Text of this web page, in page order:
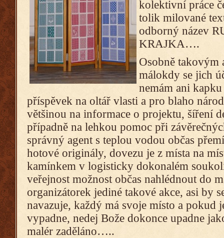
kolektivní práce
tolik milované
odborný název
KRAJKA….
Osobně takovým
málokdy se jich
nemám ani
příspěvek na oltář vlasti a pro blaho
většinou na informace o projektu, šíření
případně na lehkou pomoc při
správný agent s teplou vodou občas
hotové originály, dovezu je z místa na
kamínkem v logisticky dokonalém
veřejnost možnost občas nahlédnout do
organizátorek jediné takové akce, asi
navazuje, každý má svoje místo a pokud
vypadne, nedej Bože dokonce upadne
malér zaděláno…..